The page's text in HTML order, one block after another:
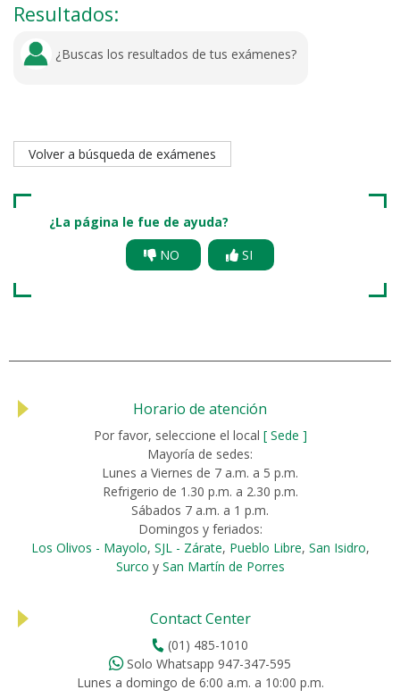
Resultados:
¿Buscas los resultados de tus exámenes?
Volver a búsqueda de exámenes
¿La página le fue de ayuda?
NO
SI
Horario de atención
Por favor, seleccione el local [ Sede ]
Mayoría de sedes:
Lunes a Viernes de 7 a.m. a 5 p.m.
Refrigerio de 1.30 p.m. a 2.30 p.m.
Sábados 7 a.m. a 1 p.m.
Domingos y feriados:
Los Olivos - Mayolo, SJL - Zárate, Pueblo Libre, San Isidro,
Surco y San Martín de Porres
Contact Center
(01) 485-1010
Solo Whatsapp 947-347-595
Lunes a domingo de 6:00 a.m. a 10:00 p.m.